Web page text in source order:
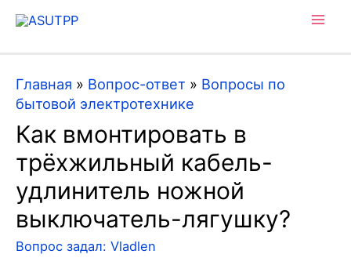
Главная » Вопрос-ответ » Вопросы по
бытовой электротехнике
Как вмонтировать в
трёхжильный кабель-
удлинитель ножной
выключатель-лягушку?
Вопрос задал: Vladlen